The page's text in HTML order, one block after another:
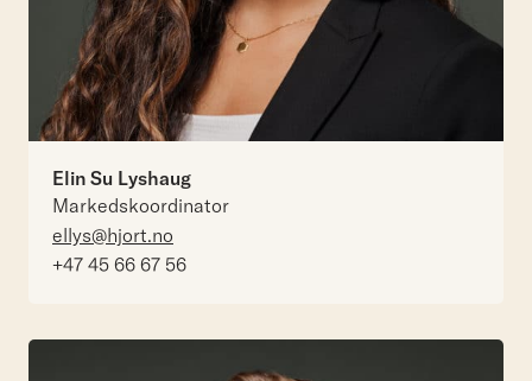
Elin Su Lyshaug
Markedskoordinator
ellys@hjort.no
+47 45 66 67 56